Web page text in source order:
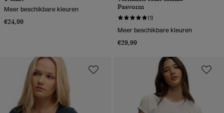
Meer beschikbare kleuren
€24,99
Pasvorm
(1)
Meer beschikbare kleuren
€29,99